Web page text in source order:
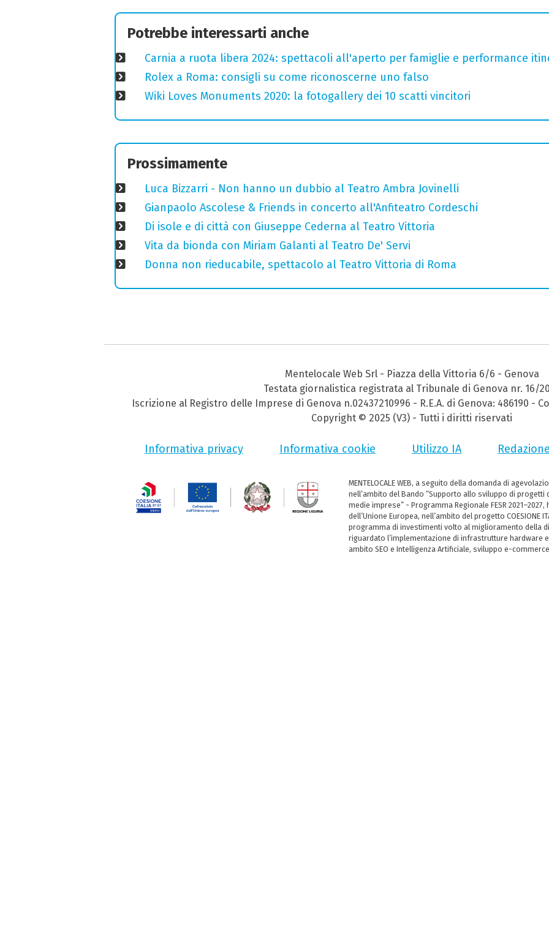
Potrebbe interessarti anche
Carnia a ruota libera 2024: spettacoli all'aperto per famiglie e performance
Rolex a Roma: consigli su come riconoscerne uno falso
Wiki Loves Monuments 2020: la fotogallery dei 10 scatti vincitori
Prossimamente
Luca Bizzarri - Non hanno un dubbio al Teatro Ambra Jovinelli
Gianpaolo Ascolese & Friends in concerto all'Anfiteatro Cordeschi
Di isole e di città con Giuseppe Cederna al Teatro Vittoria
Vita da bionda con Miriam Galanti al Teatro De' Servi
Donna non rieducabile, spettacolo al Teatro Vittoria di Roma
Mentelocale Web Srl - Piazza della Vittoria 6/6 - Genova
Testata giornalistica registrata al Tribunale di Genova nr. 16/
Iscrizione al Registro delle Imprese di Genova n.02437210996 - R.E.A. di Genova: 486190 -
Copyright © 2025 (V3) - Tutti i diritti riservati
Informativa privacy Informativa cookie Utilizzo IA
MENTELOCALE WEB, a seguito della domanda di
nell’ambito del Bando “Supporto allo sviluppo di
medie imprese” - Programma Regionale FESR
dell’Unione Europea, nell’ambito del progetto COESIONE
programma di investimenti volto al miglioramento della
riguardato l’implementazione di infrastrutture hardware
ambito SEO e Intelligenza Artificiale, sviluppo e-